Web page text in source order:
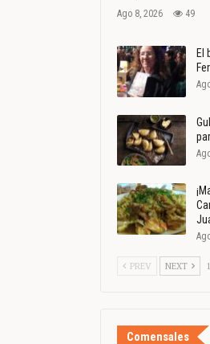
Ago 8, 2026 49
El
PREV NEXT
Comensales